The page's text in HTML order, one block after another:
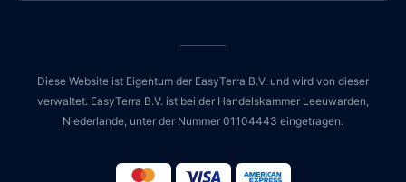
Diese Website ist Eigentum der EasyTerra B.V. und wird von dieser
verwaltet. EasyTerra B.V. ist bei der Handelskammer Leeuwarden,
Niederlande, unter der Nummer 01104443 eingetragen.